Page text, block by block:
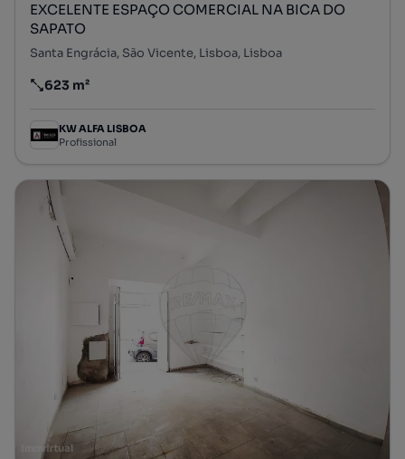
EXCELENTE ESPAÇO COMERCIAL NA BICA DO
SAPATO
Santa Engrácia, São Vicente, Lisboa, Lisboa
Preço por metro quadrado
623 m²
KW ALFA LISBOA
Profissional